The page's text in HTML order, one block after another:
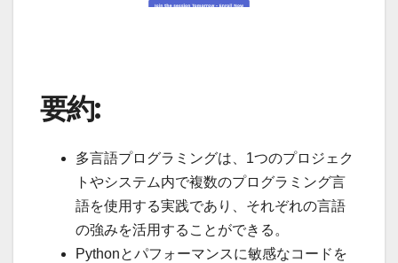
要約:
多言語プログラミングは、1つのプロジェク
トやシステム内で複数のプログラミング言
語を使用する実践であり、それぞれの言語
の強みを活用することができる。
Pythonとパフォーマンスに敏感なコードを